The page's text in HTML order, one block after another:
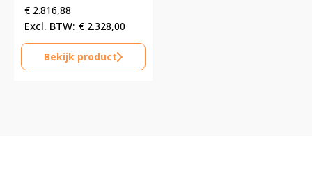
€ 2.816,88
€ 2.328,00
Bekijk product